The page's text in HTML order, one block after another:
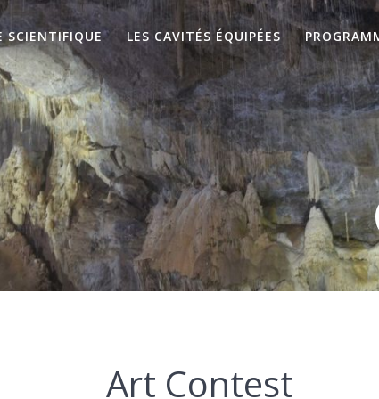
SCIENTIFIQUE LES CAVITÉS ÉQUIPÉES
Art Contest